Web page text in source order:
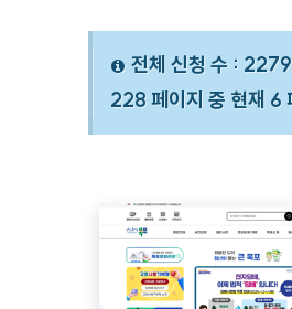
전체 신청 수 :
228 페이지 중 현재 6